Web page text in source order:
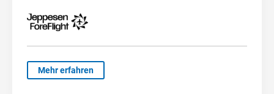
Mehr erfahren